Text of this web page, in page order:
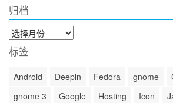
归档
归
档
标签
Android Deepin Fedora gnome
gnome 3
Google Hosting Icon